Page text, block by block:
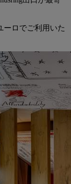
ーロでご利用いた